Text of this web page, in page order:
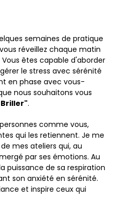
semaines de pratique
réveillez chaque matin
êtes capable d'aborder
le stress avec sérénité
en phase avec vous-
nous souhaitons vous
Briller".
comme vous,
qui les retiennent. Je me
mes ateliers qui, au
par ses émotions. Au
puissance de sa respiration
son anxiété en sérénité.
et inspire ceux qui